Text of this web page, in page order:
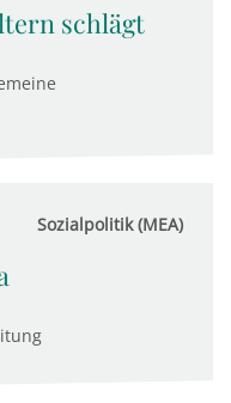
schlägt
Sozialpolitik (MEA)